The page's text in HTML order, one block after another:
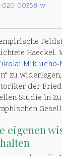
020-00358-w
Haeckel.
Miklucho-
zu
der
Studie in
eigenen